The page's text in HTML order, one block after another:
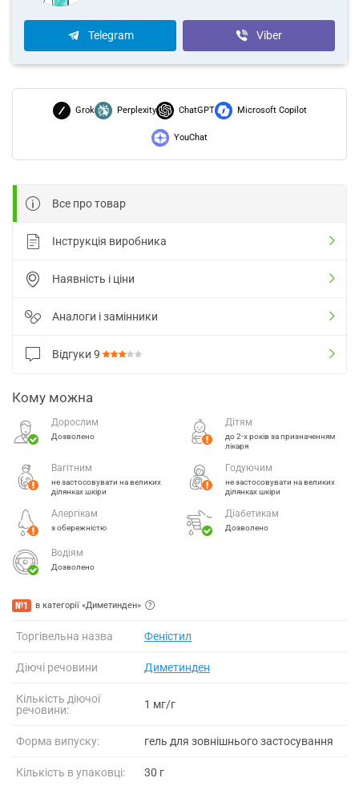
Telegram Viber
Grok Perplexity ChatGPT Microsoft Copilot
YouChat
Все про товар
Інструкція виробника
Наявність і ціни
Аналоги і замінники
Відгуки 9
Кому можна
Дорослим
Дозволено
Дітям
до 2-х років за призначенням
лікаря
Вагітним
не застосовувати на великих
ділянках шкіри
Годуючим
не застосовувати на великих
ділянках шкіри
Алергікам
з обережністю
Діабетикам
Дозволено
Водіям
Дозволено
№1 в категорії «Диметинден»
Торгівельна назва Феністил
Діючі речовини Диметинден
Кількість діючої
речовини:
1 мг/г
Форма випуску: гель для зовнішнього застосування
Кількість в упаковці: 30 г